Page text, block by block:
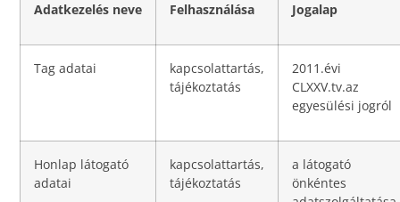
Adatkezelés neve Felhasználása Jogalap
Tag adatai
kapcsolattartás,
tájékoztatás
2011.évi
CLXXV.tv.az
egyesülési jogról
Honlap látogató
adatai
kapcsolattartás,
tájékoztatás
a látogató
önkéntes